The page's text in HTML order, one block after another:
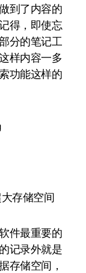
到了内容的
得，即使忘
分的笔记工
样内容一多
功能这样的
存储空间
件最重要的
记录外就是
存储空间，